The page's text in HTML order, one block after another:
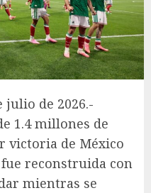
julio de 2026.-
1.4 millones de
victoria de México
reconstruida con
mientras se